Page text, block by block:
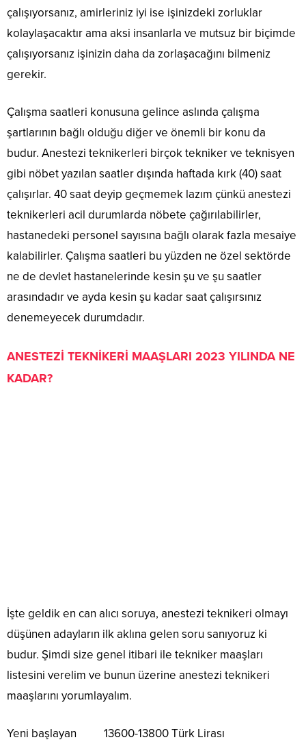
çalışıyorsanız, amirleriniz iyi ise işinizdeki zorluklar
kolaylaşacaktır ama aksi insanlarla ve mutsuz bir biçimde
çalışıyorsanız işinizin daha da zorlaşacağını bilmeniz
gerekir.
Çalışma saatleri konusuna gelince aslında çalışma
şartlarının bağlı olduğu diğer ve önemli bir konu da
budur. Anestezi teknikerleri birçok tekniker ve teknisyen
gibi nöbet yazılan saatler dışında haftada kırk (40) saat
çalışırlar. 40 saat deyip geçmemek lazım çünkü anestezi
teknikerleri acil durumlarda nöbete çağırılabilirler,
hastanedeki personel sayısına bağlı olarak fazla mesaiye
kalabilirler. Çalışma saatleri bu yüzden ne özel sektörde
ne de devlet hastanelerinde kesin şu ve şu saatler
arasındadır ve ayda kesin şu kadar saat çalışırsınız
denemeyecek durumdadır.
ANESTEZİ TEKNİKERİ MAAŞLARI 2023 YILINDA NE
KADAR?
İşte geldik en can alıcı soruya, anestezi teknikeri olmayı
düşünen adayların ilk aklına gelen soru sanıyoruz ki
budur. Şimdi size genel itibari ile tekniker maaşları
listesini verelim ve bunun üzerine anestezi teknikeri
maaşlarını yorumlayalım.
Yeni başlayan 13600-13800 Türk Lirası